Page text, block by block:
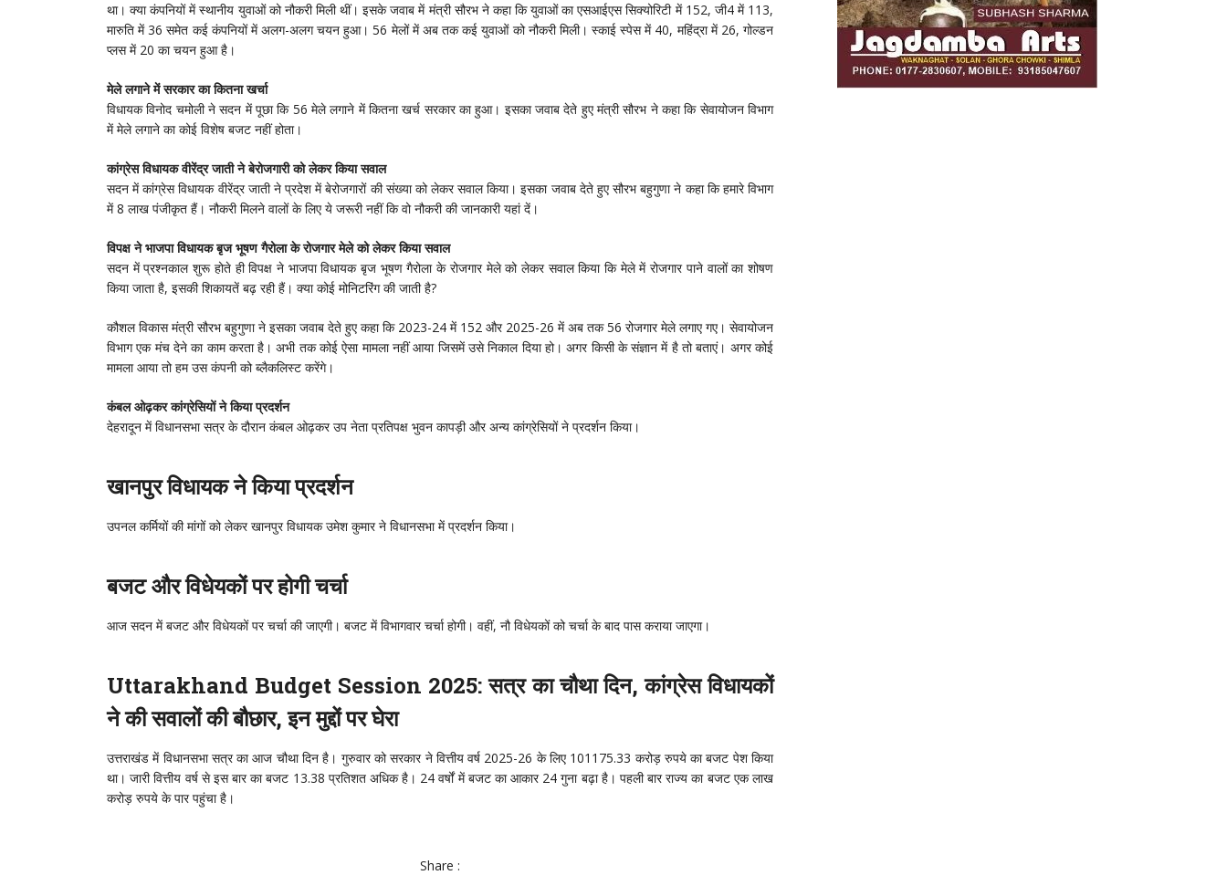
था। क्या कंपनियों में स्थानीय युवाओं को नौकरी मिली थीं। इसके जवाब में मंत्री सौरभ ने कहा कि युवाओं का एसआईएस सिक्योरिटी में 152, जी4 में 113,
मारुति में 36 समेत कई कंपनियों में अलग-अलग चयन हुआ। 56 मेलों में अब तक कई युवाओं को नौकरी मिली। स्काई स्पेस में 40, महिंद्रा में 26, गोल्डन
प्लस में 20 का चयन हुआ है।
मेले लगाने में सरकार का कितना खर्चा
विधायक विनोद चमोली ने सदन में पूछा कि 56 मेले लगाने में कितना खर्च सरकार का हुआ। इसका जवाब देते हुए मंत्री सौरभ ने कहा कि सेवायोजन विभाग
में मेले लगाने का कोई विशेष बजट नहीं होता।
कांग्रेस विधायक वीरेंद्र जाती ने बेरोजगारी को लेकर किया सवाल
सदन में कांग्रेस विधायक वीरेंद्र जाती ने प्रदेश में बेरोजगारों की संख्या को लेकर सवाल किया। इसका जवाब देते हुए सौरभ बहुगुणा ने कहा कि हमारे विभाग
में 8 लाख पंजीकृत हैं। नौकरी मिलने वालों के लिए ये जरूरी नहीं कि वो नौकरी की जानकारी यहां दें।
विपक्ष ने भाजपा विधायक बृज भूषण गैरोला के रोजगार मेले को लेकर किया सवाल
सदन में प्रश्नकाल शुरू होते ही विपक्ष ने भाजपा विधायक बृज भूषण गैरोला के रोजगार मेले को लेकर सवाल किया कि मेले में रोजगार पाने वालों का शोषण
किया जाता है, इसकी शिकायतें बढ़ रही हैं। क्या कोई मोनिटरिंग की जाती है?
कौशल विकास मंत्री सौरभ बहुगुणा ने इसका जवाब देते हुए कहा कि 2023-24 में 152 और 2025-26 में अब तक 56 रोजगार मेले लगाए गए। सेवायोजन
विभाग एक मंच देने का काम करता है। अभी तक कोई ऐसा मामला नहीं आया जिसमें उसे निकाल दिया हो। अगर किसी के संज्ञान में है तो बताएं। अगर कोई
मामला आया तो हम उस कंपनी को ब्लैकलिस्ट करेंगे।
कंबल ओढ़कर कांग्रेसियों ने किया प्रदर्शन
देहरादून में विधानसभा सत्र के दौरान कंबल ओढ़कर उप नेता प्रतिपक्ष भुवन कापड़ी और अन्य कांग्रेसियों ने प्रदर्शन किया।
खानपुर विधायक ने किया प्रदर्शन
उपनल कर्मियों की मांगों को लेकर खानपुर विधायक उमेश कुमार ने विधानसभा में प्रदर्शन किया।
बजट और विधेयकों पर होगी चर्चा
आज सदन में बजट और विधेयकों पर चर्चा की जाएगी। बजट में विभागवार चर्चा होगी। वहीं, नौ विधेयकों को चर्चा के बाद पास कराया जाएगा।
Uttarakhand Budget Session 2025: सत्र का चौथा दिन, कांग्रेस विधायकों
ने की सवालों की बौछार, इन मुद्दों पर घेरा
उत्तराखंड में विधानसभा सत्र का आज चौथा दिन है। गुरुवार को सरकार ने वित्तीय वर्ष 2025-26 के लिए 101175.33 करोड़ रुपये का बजट पेश किया
था। जारी वित्तीय वर्ष से इस बार का बजट 13.38 प्रतिशत अधिक है। 24 वर्षों में बजट का आकार 24 गुना बढ़ा है। पहली बार राज्य का बजट एक लाख
करोड़ रुपये के पार पहुंचा है।
Share :